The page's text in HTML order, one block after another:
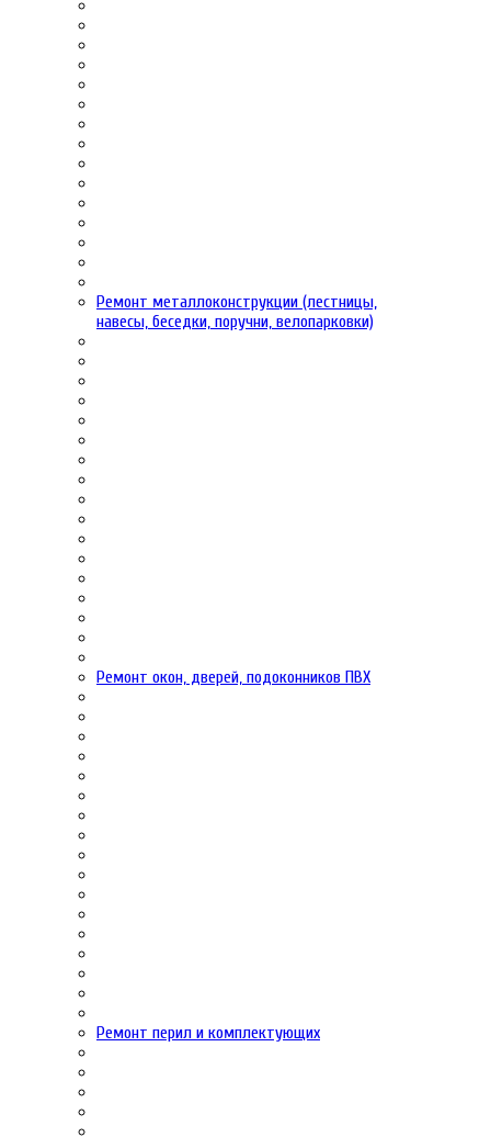
Ремонт металлоконструкции (лестницы,
навесы, беседки, поручни, велопарковки)
Ремонт окон, дверей, подоконников ПВХ
Ремонт перил и комплектующих